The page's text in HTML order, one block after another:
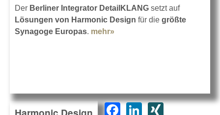
Der Berliner Integrator DetailKLANG setzt auf
Lösungen von Harmonic Design für die größte
Synagoge Europas. mehr»
F
Li XI